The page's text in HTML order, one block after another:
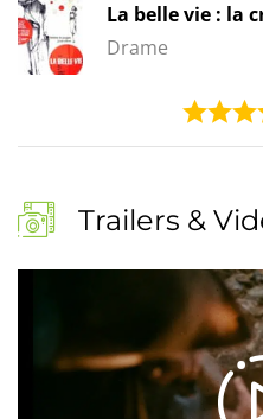
La belle vie : la
Drame
Trailers &